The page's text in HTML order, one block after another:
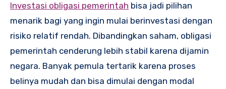
Investasi obligasi pemerintah bisa jadi pilihan
menarik bagi yang ingin mulai berinvestasi dengan
risiko relatif rendah. Dibandingkan saham, obligasi
pemerintah cenderung lebih stabil karena dijamin
negara. Banyak pemula tertarik karena proses
belinya mudah dan bisa dimulai dengan modal